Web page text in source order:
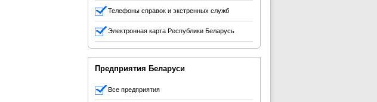
Телефоны справок и экстренных служб
Электронная карта Республики Беларусь
Предприятия Беларуси
Все предприятия